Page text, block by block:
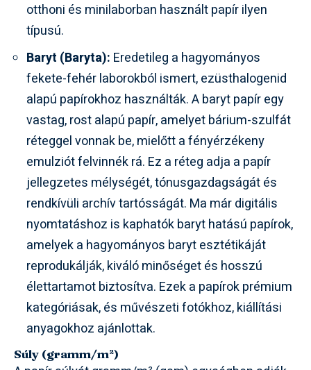
otthoni és minilaborban használt papír ilyen
típusú.
Baryt (Baryta): Eredetileg a hagyományos
fekete-fehér laborokból ismert, ezüsthalogenid
alapú papírokhoz használták. A baryt papír egy
vastag, rost alapú papír, amelyet bárium-szulfát
réteggel vonnak be, mielőtt a fényérzékeny
emulziót felvinnék rá. Ez a réteg adja a papír
jellegzetes mélységét, tónusgazdagságát és
rendkívüli archív tartósságát. Ma már digitális
nyomtatáshoz is kaphatók baryt hatású papírok,
amelyek a hagyományos baryt esztétikáját
reprodukálják, kiváló minőséget és hosszú
élettartamot biztosítva. Ezek a papírok prémium
kategóriásak, és művészeti fotókhoz, kiállítási
anyagokhoz ajánlottak.
Súly (gramm/m²)